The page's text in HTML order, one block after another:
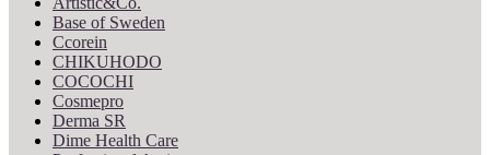
Base of Sweden
Ccorein
CHIKUHODO
COCOCHI
Cosmepro
Derma SR
Dime Health Care